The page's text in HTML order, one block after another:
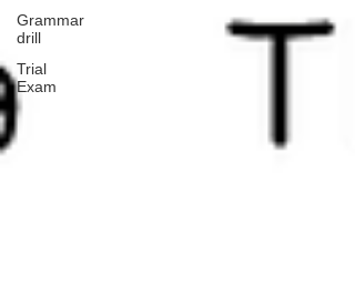
Grammar
drill
Trial
Exam